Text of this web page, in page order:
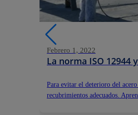
Febrero 1, 2022
La norma ISO
Para evitar el deterioro del
recubrimientos adecuados.